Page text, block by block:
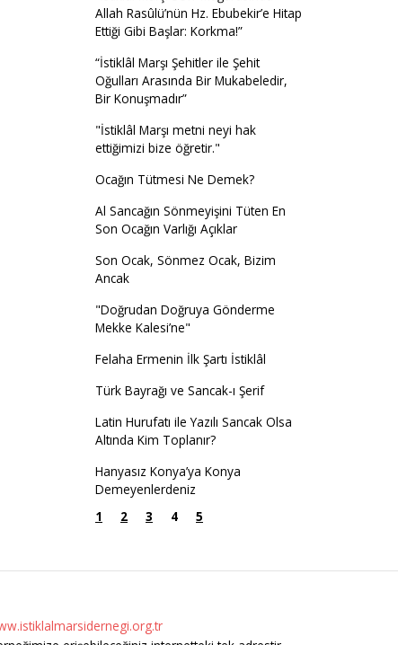
Allah Rasûlü’nün Hz. Ebubekir’e Hitap
Ettiği Gibi Başlar: Korkma!”
“İstiklâl Marşı Şehitler ile Şehit
Oğulları Arasında Bir Mukabeledir,
Bir Konuşmadır”
"İstiklâl Marşı metni neyi hak
ettiğimizi bize öğretir."
Ocağın Tütmesi Ne Demek?
Al Sancağın Sönmeyişini Tüten En
Son Ocağın Varlığı Açıklar
Son Ocak, Sönmez Ocak, Bizim
Ancak
"Doğrudan Doğruya Gönderme
Mekke Kalesi’ne"
Felaha Ermenin İlk Şartı İstiklâl
Türk Bayrağı ve Sancak-ı Şerif
Latin Hurufatı ile Yazılı Sancak Olsa
Altında Kim Toplanır?
Hanyasız Konya’ya Konya
Demeyenlerdeniz
1
2 3 4 5